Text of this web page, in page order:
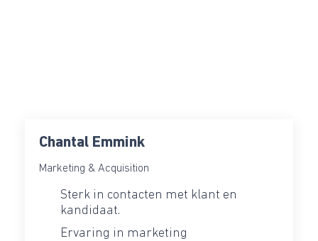
Chantal Emmink
Marketing & Acquisition
Sterk in contacten met klant en
kandidaat.
Ervaring in marketing